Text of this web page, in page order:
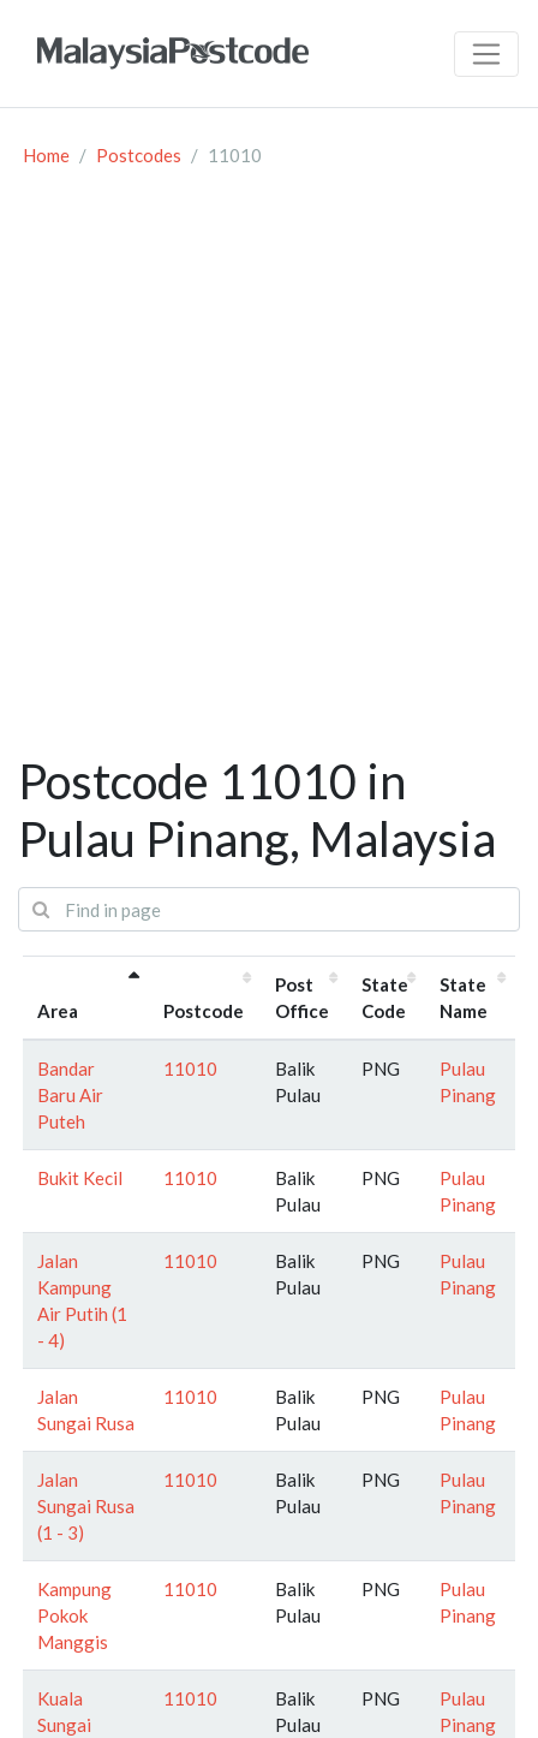
Home Postcodes 11010
Postcode 11010 in
Pulau Pinang, Malaysia
Area Postcode
Post
Office
State
Code
State
Name
Bandar
Baru Air
Puteh
11010
Balik
Pulau
PNG
Pulau
Pinang
Bukit Kecil 11010
Balik
Pulau
PNG
Pulau
Pinang
Jalan
Kampung
Air Putih (1
- 4)
11010
Balik
Pulau
PNG
Pulau
Pinang
Jalan
Sungai Rusa
11010
Balik
Pulau
PNG
Pulau
Pinang
Jalan
Sungai Rusa
(1 - 3)
11010
Balik
Pulau
PNG
Pulau
Pinang
Kampung
Pokok
Manggis
11010
Balik
Pulau
PNG
Pulau
Pinang
Kuala
Sungai
11010
Balik
Pulau
PNG
Pulau
Pinang